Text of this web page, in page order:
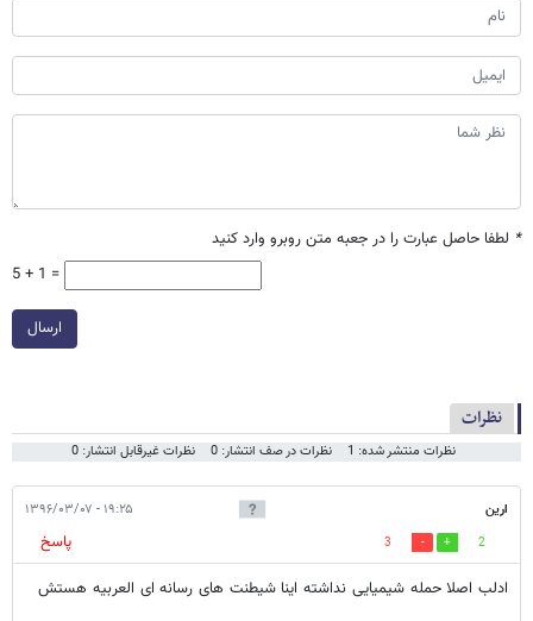
* لطفا حاصل عبارت را در جعبه متن روبرو وارد کنید
5 + 1 =
ارسال
نظرات
نظرات منتشر شده: 1 نظرات در صف انتشار: 0 نظرات غیرقابل انتشار: 0
ارین ۱۹:۲۵ - ۱۳۹۶/۰۳/۰۷
2
3
پاسخ
ادلب اصلا حمله شیمیایی نداشته اینا شیطنت های رسانه ای العربیه هستش